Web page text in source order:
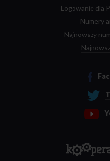
Logowanie dla
Numery
Najnowszy